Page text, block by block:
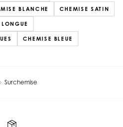
BLANCHE CHEMISE SATIN
CHEMISE BLEUE
Surchemise